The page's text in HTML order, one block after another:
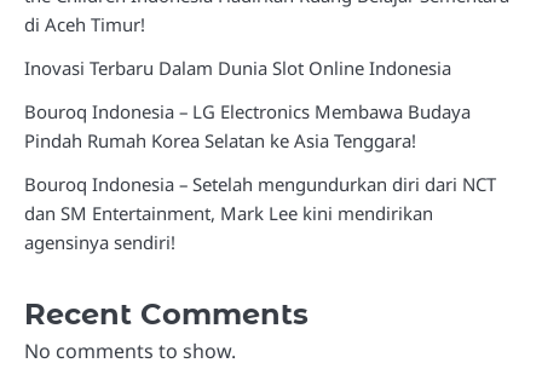
di Aceh Timur!
Inovasi Terbaru Dalam Dunia Slot Online Indonesia
Bouroq Indonesia – LG Electronics Membawa Budaya
Pindah Rumah Korea Selatan ke Asia Tenggara!
Bouroq Indonesia – Setelah mengundurkan diri dari NCT
dan SM Entertainment, Mark Lee kini mendirikan
agensinya sendiri!
Recent Comments
No comments to show.